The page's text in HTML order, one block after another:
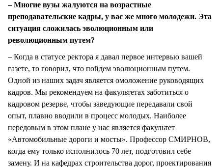
– Многие вузы жалуются на возрастные
преподавательские кадры, у вас же много молодежи. Эта
ситуация сложилась эволюционным или
революционным путем?
– Когда в статусе ректора я давал первое интервью вашей
газете, то говорил, что пойдем эволюционным путем.
Одной из наших задач является омоложение руководящих
кадров. Мы рекомендуем на факультетах заботиться о
кадровом резерве, чтобы заведующие передавали свой
опыт, плавно вводили в процесс молодых. Наиболее
передовым в этом плане у нас является факультет
«Автомобильные дороги и мосты». Профессор СМИРНОВ,
когда ему только исполнилось 70 лет, подготовил себе
замену. И на кафедрах строительства дорог, проектирования